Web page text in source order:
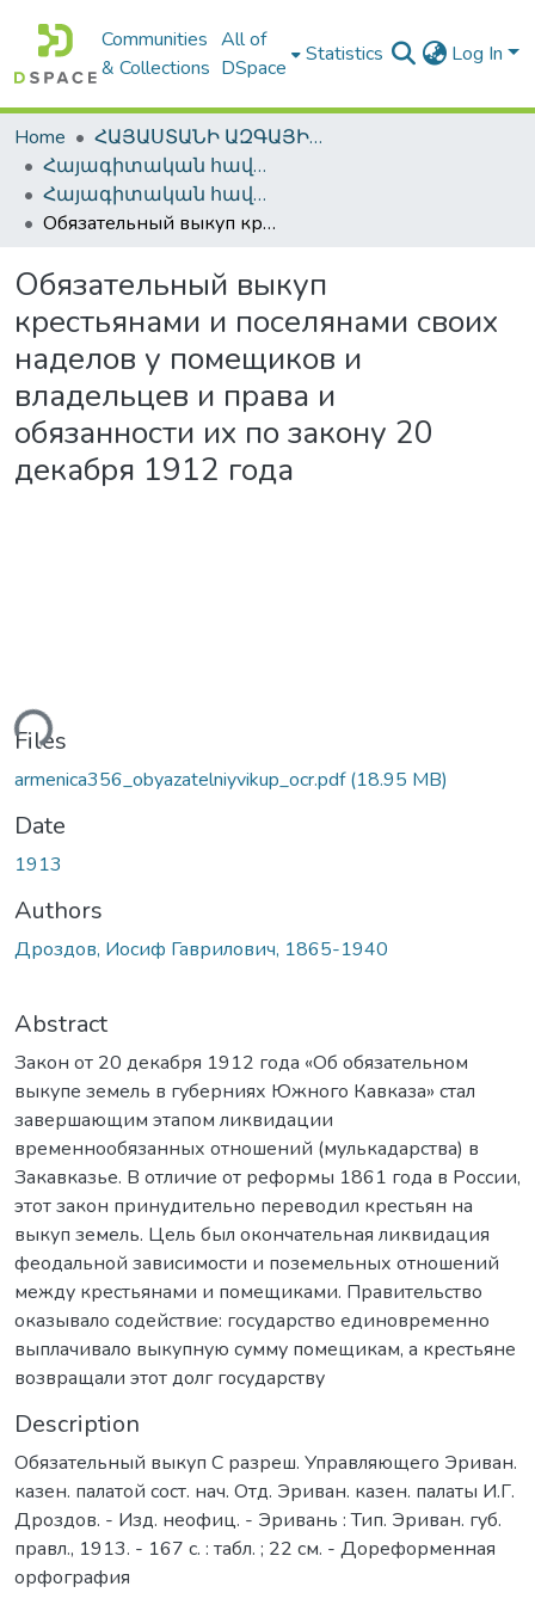
Communities
& Collections
All of
DSpace
Statistics Log In
Home
ՀԱՅԱՍՏԱՆԻ ԱԶԳԱՅԻՆ ԳՐԱԴԱՐԱՆԻ ԹՎԱՅԻՆ ՊԱՀՈՑ / DIGITAL REPOSITORY OF NLA
Հայագիտական հավաքածու / Armenica
Հայագիտական հավաքածու / Armenica
Обязательный выкуп крестьянами и поселянами своих наделов у помещиков и владельцев и права и обязанности их по закону 20 декабря 1912 года
Обязательный выкуп
крестьянами и поселянами своих
наделов у помещиков и
владельцев и права и
обязанности их по закону 20
декабря 1912 года
Files
armenica356_obyazatelniyvikup_ocr.pdf(18.95 MB)
Date
1913
Authors
Дроздов, Иосиф Гаврилович, 1865-1940
Abstract
Закон от 20 декабря 1912 года «Об обязательном
выкупе земель в губерниях Южного Кавказа» стал
завершающим этапом ликвидации
временнообязанных отношений (мулькадарства) в
Закавказье. В отличие от реформы 1861 года в России,
этот закон принудительно переводил крестьян на
выкуп земель. Цель был окончательная ликвидация
феодальной зависимости и поземельных отношений
между крестьянами и помещиками. Правительство
оказывало содействие: государство единовременно
выплачивало выкупную сумму помещикам, а крестьяне
возвращали этот долг государству
Description
Обязательный выкуп С разреш. Управляющего Эриван.
казен. палатой сост. нач. Отд. Эриван. казен. палаты И.Г.
Дроздов. - Изд. неофиц. - Эривань : Тип. Эриван. губ.
правл., 1913. - 167 с. : табл. ; 22 см. - Дореформенная
орфография